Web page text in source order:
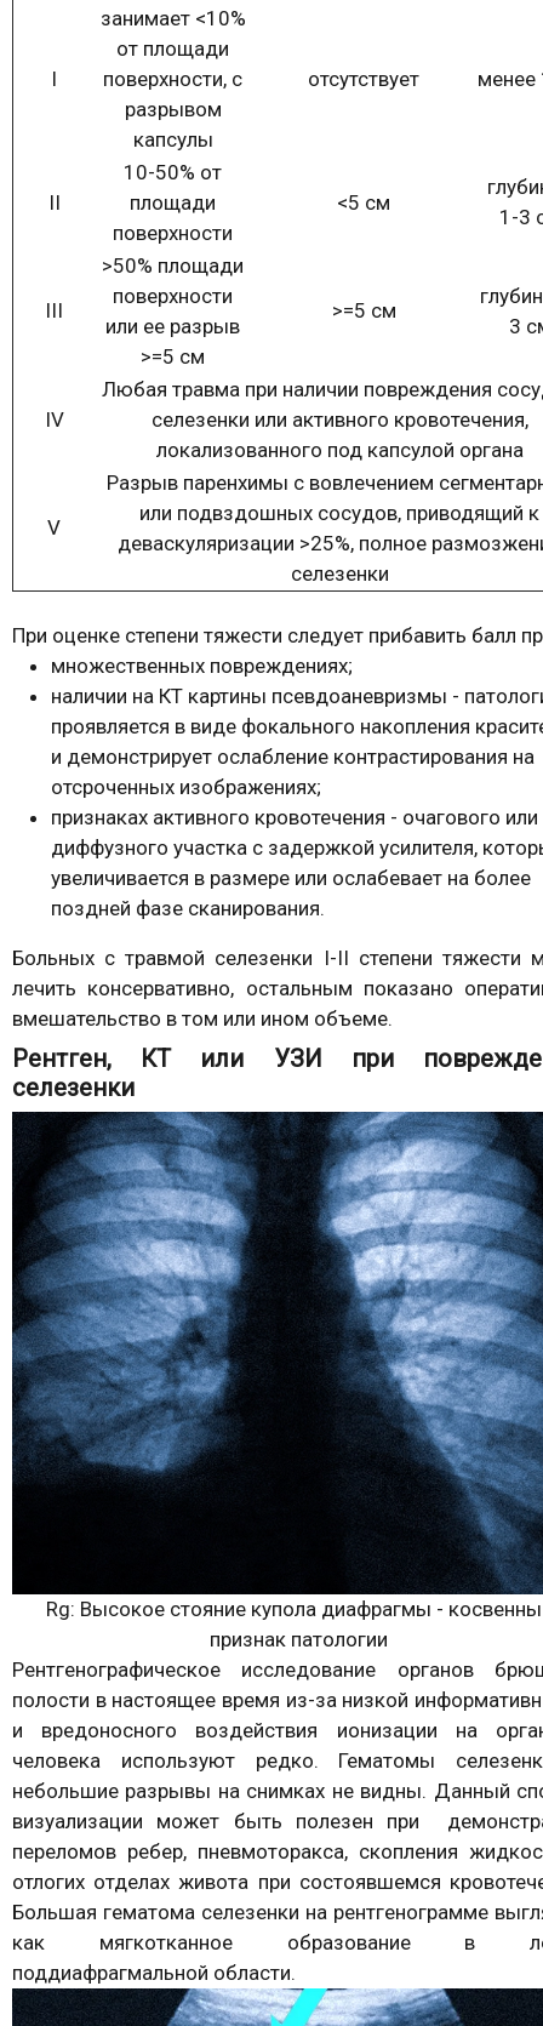
I
занимает <10%
от площади
поверхности, с
разрывом
капсулы
отсутствует менее
II
10-50% от
площади
поверхности
<5 см
1-3
III
>50% площади
поверхности
или ее разрыв
>=5 см
>=5 см
3
IV
Любая травма при наличии повреждения
селезенки или активного кровотечения,
локализованного под капсулой органа
V
Разрыв паренхимы с вовлечением
или подвздошных сосудов, приводящий к
деваскуляризации >25%, полное
селезенки
При оценке степени тяжести следует прибавить балл
множественных повреждениях;
наличии на КТ картины псевдоаневризмы -
проявляется в виде фокального накопления
и демонстрирует ослабление контрастирования на
отсроченных изображениях;
признаках активного кровотечения - очагового или
диффузного участка с задержкой усилителя,
увеличивается в размере или ослабевает на более
поздней фазе сканирования.
Больных с травмой селезенки I-II степени тяжести
лечить консервативно, остальным показано
вмешательство в том или ином объеме.
Рентген, КТ или УЗИ при
селезенки
Rg: Высокое стояние купола диафрагмы -
признак патологии
Рентгенографическое исследование органов
полости в настоящее время из-за низкой
и вредоносного воздействия ионизации на
человека используют редко. Гематомы
небольшие разрывы на снимках не видны. Данный
визуализации может быть полезен при
переломов ребер, пневмоторакса, скопления
отлогих отделах живота при состоявшемся
Большая гематома селезенки на рентгенограмме
как мягкотканное образование в
поддиафрагмальной области.